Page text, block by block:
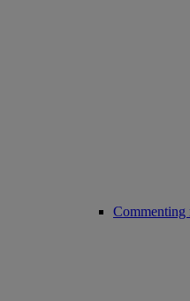
Commenting